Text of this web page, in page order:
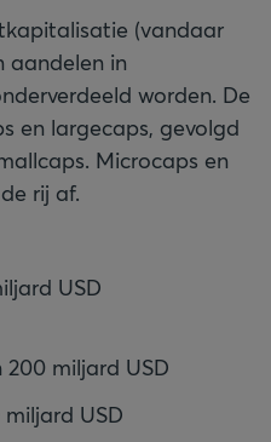
(vandaar
aandelen in
worden. De
en largecaps, gevolgd
Microcaps en
rij af.
USD
200 miljard USD
USD